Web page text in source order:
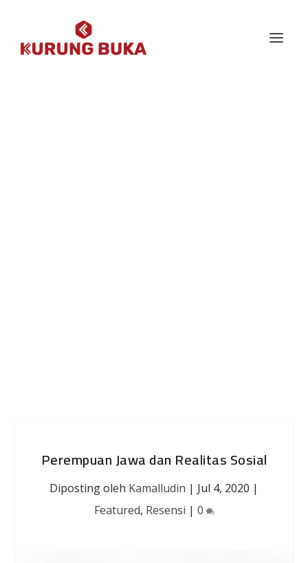
Perempuan Jawa dan Realitas Sosial
Diposting oleh Kamalludin | Jul 4, 2020 |
Featured, Resensi | 0